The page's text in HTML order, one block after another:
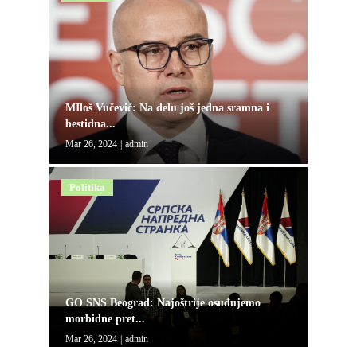
MIloš Vučević: Na delu još jedna sramna i
bestidna...
Mar 26, 2024 admin
Politika
GO SNS Beograd: Najoštrije osuđujemo
morbidne pret...
Mar 26, 2024 | admin